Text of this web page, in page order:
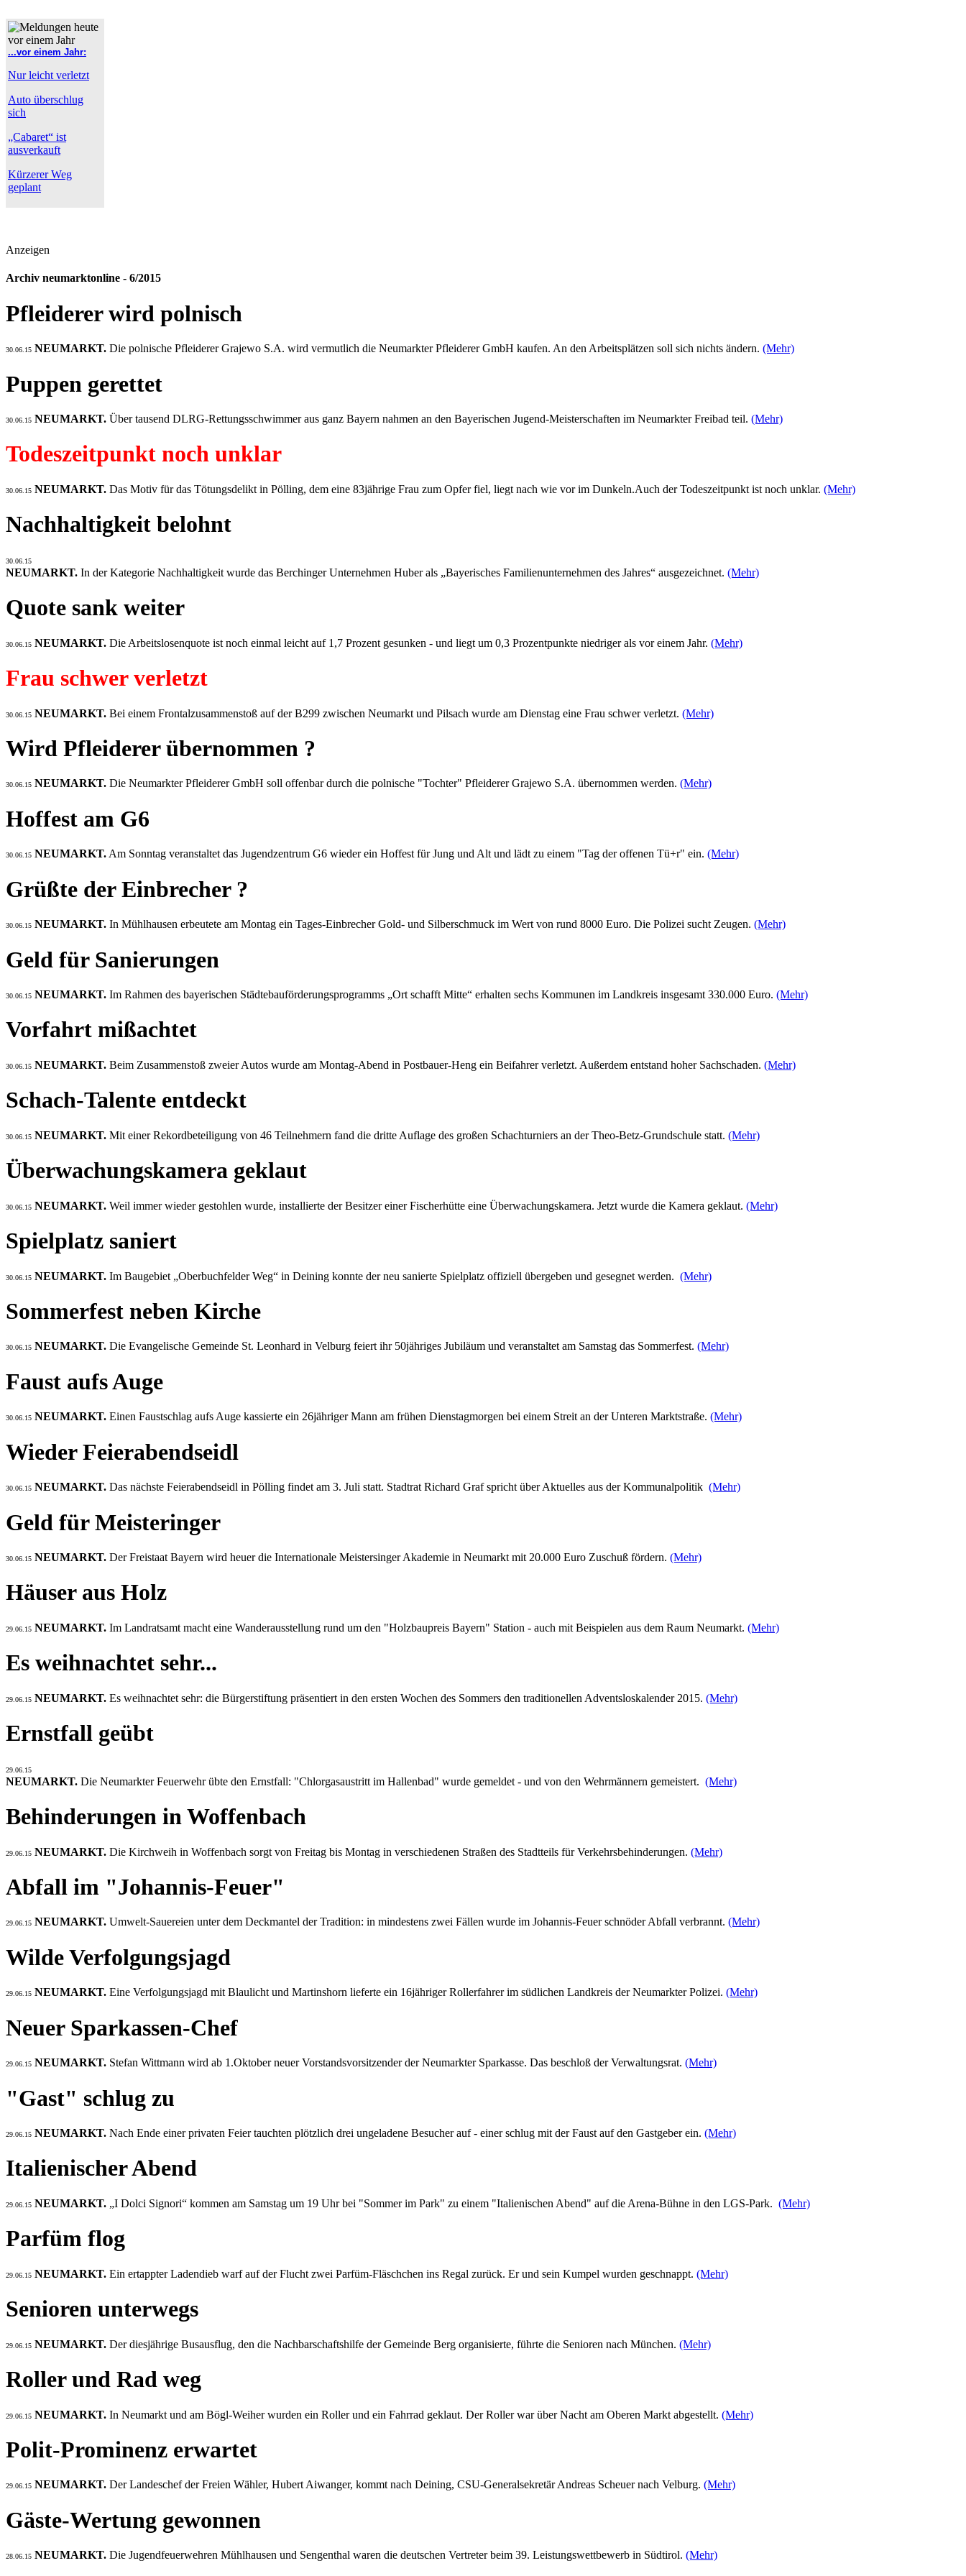
...vor einem Jahr:
Nur leicht verletzt
Auto überschlug
sich
„Cabaret“ ist
ausverkauft
Kürzerer Weg
geplant
Anzeigen
Archiv neumarktonline - 6/2015
Pfleiderer wird polnisch
30.06.15 NEUMARKT. Die polnische Pfleiderer Grajewo S.A. wird vermutlich die Neumarkter Pfleiderer GmbH kaufen. An den Arbeitsplätzen soll sich nichts ändern. (Mehr)
Puppen gerettet
30.06.15 NEUMARKT. Über tausend DLRG-Rettungsschwimmer aus ganz Bayern nahmen an den Bayerischen Jugend-Meisterschaften im Neumarkter Freibad teil. (Mehr)
Todeszeitpunkt noch unklar
30.06.15 NEUMARKT. Das Motiv für das Tötungsdelikt in Pölling, dem eine 83jährige Frau zum Opfer fiel, liegt nach wie vor im Dunkeln.Auch der Todeszeitpunkt ist noch unklar. (Mehr)
Nachhaltigkeit belohnt
30.06.15
NEUMARKT. In der Kategorie Nachhaltigkeit wurde das Berchinger Unternehmen Huber als „Bayerisches Familienunternehmen des Jahres“ ausgezeichnet. (Mehr)
Quote sank weiter
30.06.15 NEUMARKT. Die Arbeitslosenquote ist noch einmal leicht auf 1,7 Prozent gesunken - und liegt um 0,3 Prozentpunkte niedriger als vor einem Jahr. (Mehr)
Frau schwer verletzt
30.06.15 NEUMARKT. Bei einem Frontalzusammenstoß auf der B299 zwischen Neumarkt und Pilsach wurde am Dienstag eine Frau schwer verletzt. (Mehr)
Wird Pfleiderer übernommen ?
30.06.15 NEUMARKT. Die Neumarkter Pfleiderer GmbH soll offenbar durch die polnische "Tochter" Pfleiderer Grajewo S.A. übernommen werden. (Mehr)
Hoffest am G6
30.06.15 NEUMARKT. Am Sonntag veranstaltet das Jugendzentrum G6 wieder ein Hoffest für Jung und Alt und lädt zu einem "Tag der offenen Tü+r" ein. (Mehr)
Grüßte der Einbrecher ?
30.06.15 NEUMARKT. In Mühlhausen erbeutete am Montag ein Tages-Einbrecher Gold- und Silberschmuck im Wert von rund 8000 Euro. Die Polizei sucht Zeugen. (Mehr)
Geld für Sanierungen
30.06.15 NEUMARKT. Im Rahmen des bayerischen Städtebauförderungsprogramms „Ort schafft Mitte“ erhalten sechs Kommunen im Landkreis insgesamt 330.000 Euro. (Mehr)
Vorfahrt mißachtet
30.06.15 NEUMARKT. Beim Zusammenstoß zweier Autos wurde am Montag-Abend in Postbauer-Heng ein Beifahrer verletzt. Außerdem entstand hoher Sachschaden. (Mehr)
Schach-Talente entdeckt
30.06.15 NEUMARKT. Mit einer Rekordbeteiligung von 46 Teilnehmern fand die dritte Auflage des großen Schachturniers an der Theo-Betz-Grundschule statt. (Mehr)
Überwachungskamera geklaut
30.06.15 NEUMARKT. Weil immer wieder gestohlen wurde, installierte der Besitzer einer Fischerhütte eine Überwachungskamera. Jetzt wurde die Kamera geklaut. (Mehr)
Spielplatz saniert
30.06.15 NEUMARKT. Im Baugebiet „Oberbuchfelder Weg“ in Deining konnte der neu sanierte Spielplatz offiziell übergeben und gesegnet werden. (Mehr)
Sommerfest neben Kirche
30.06.15 NEUMARKT. Die Evangelische Gemeinde St. Leonhard in Velburg feiert ihr 50jähriges Jubiläum und veranstaltet am Samstag das Sommerfest. (Mehr)
Faust aufs Auge
30.06.15 NEUMARKT. Einen Faustschlag aufs Auge kassierte ein 26jähriger Mann am frühen Dienstagmorgen bei einem Streit an der Unteren Marktstraße. (Mehr)
Wieder Feierabendseidl
30.06.15 NEUMARKT. Das nächste Feierabendseidl in Pölling findet am 3. Juli statt. Stadtrat Richard Graf spricht über Aktuelles aus der Kommunalpolitik (Mehr)
Geld für Meisteringer
30.06.15 NEUMARKT. Der Freistaat Bayern wird heuer die Internationale Meistersinger Akademie in Neumarkt mit 20.000 Euro Zuschuß fördern. (Mehr)
Häuser aus Holz
29.06.15 NEUMARKT. Im Landratsamt macht eine Wanderausstellung rund um den "Holzbaupreis Bayern" Station - auch mit Beispielen aus dem Raum Neumarkt. (Mehr)
Es weihnachtet sehr...
29.06.15 NEUMARKT. Es weihnachtet sehr: die Bürgerstiftung präsentiert in den ersten Wochen des Sommers den traditionellen Adventsloskalender 2015. (Mehr)
Ernstfall geübt
29.06.15
NEUMARKT. Die Neumarkter Feuerwehr übte den Ernstfall: "Chlorgasaustritt im Hallenbad" wurde gemeldet - und von den Wehrmännern gemeistert. (Mehr)
Behinderungen in Woffenbach
29.06.15 NEUMARKT. Die Kirchweih in Woffenbach sorgt von Freitag bis Montag in verschiedenen Straßen des Stadtteils für Verkehrsbehinderungen. (Mehr)
Abfall im "Johannis-Feuer"
29.06.15 NEUMARKT. Umwelt-Sauereien unter dem Deckmantel der Tradition: in mindestens zwei Fällen wurde im Johannis-Feuer schnöder Abfall verbrannt. (Mehr)
Wilde Verfolgungsjagd
29.06.15 NEUMARKT. Eine Verfolgungsjagd mit Blaulicht und Martinshorn lieferte ein 16jähriger Rollerfahrer im südlichen Landkreis der Neumarkter Polizei. (Mehr)
Neuer Sparkassen-Chef
29.06.15 NEUMARKT. Stefan Wittmann wird ab 1.Oktober neuer Vorstandsvorsitzender der Neumarkter Sparkasse. Das beschloß der Verwaltungsrat. (Mehr)
"Gast" schlug zu
29.06.15 NEUMARKT. Nach Ende einer privaten Feier tauchten plötzlich drei ungeladene Besucher auf - einer schlug mit der Faust auf den Gastgeber ein. (Mehr)
Italienischer Abend
29.06.15 NEUMARKT. „I Dolci Signori“ kommen am Samstag um 19 Uhr bei "Sommer im Park" zu einem "Italienischen Abend" auf die Arena-Bühne in den LGS-Park. (Mehr)
Parfüm flog
29.06.15 NEUMARKT. Ein ertappter Ladendieb warf auf der Flucht zwei Parfüm-Fläschchen ins Regal zurück. Er und sein Kumpel wurden geschnappt. (Mehr)
Senioren unterwegs
29.06.15 NEUMARKT. Der diesjährige Busausflug, den die Nachbarschaftshilfe der Gemeinde Berg organisierte, führte die Senioren nach München. (Mehr)
Roller und Rad weg
29.06.15 NEUMARKT. In Neumarkt und am Bögl-Weiher wurden ein Roller und ein Fahrrad geklaut. Der Roller war über Nacht am Oberen Markt abgestellt. (Mehr)
Polit-Prominenz erwartet
29.06.15 NEUMARKT. Der Landeschef der Freien Wähler, Hubert Aiwanger, kommt nach Deining, CSU-Generalsekretär Andreas Scheuer nach Velburg. (Mehr)
Gäste-Wertung gewonnen
28.06.15 NEUMARKT. Die Jugendfeuerwehren Mühlhausen und Sengenthal waren die deutschen Vertreter beim 39. Leistungswettbewerb in Südtirol. (Mehr)